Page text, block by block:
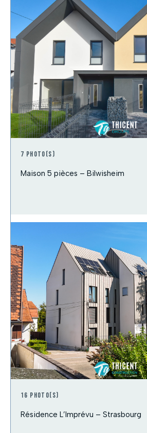
7 photo(s)
Maison 5 pièces – Bilwisheim
16 photo(s)
Résidence L’Imprévu – Strasbourg